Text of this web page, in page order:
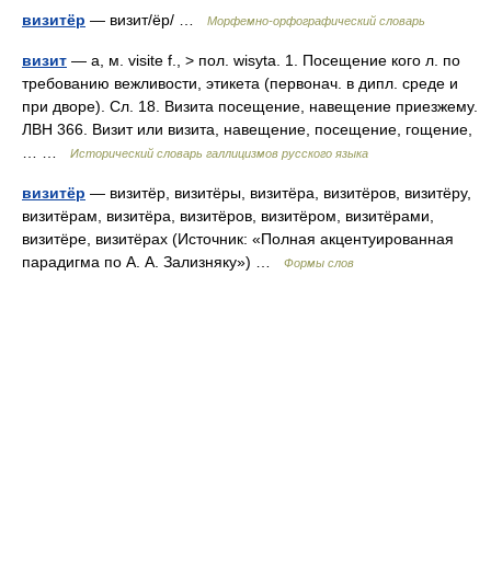
визитёр — визит/ёр/ … Морфемно-орфографический словарь
визит — а, м. visite f., > пол. wisyta. 1. Посещение кого л. по
требованию вежливости, этикета (первонач. в дипл. среде и
при дворе). Сл. 18. Визита посещение, навещение приезжему.
ЛВН 366. Визит или визита, навещение, посещение, гощение,
Исторический словарь галлицизмов русского языка
визитёр — визитёр, визитёры, визитёра, визитёров, визитёру,
визитёрам, визитёра, визитёров, визитёром, визитёрами,
визитёре, визитёрах (Источник: «Полная акцентуированная
парадигма по А. А. Зализняку») …
Формы слов